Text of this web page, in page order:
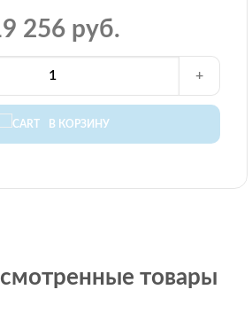
256 руб.
В КОРЗИНУ
+
товары